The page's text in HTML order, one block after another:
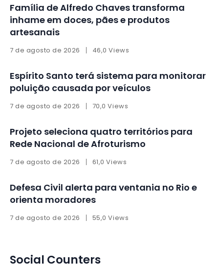
Família de Alfredo Chaves transforma
inhame em doces, pães e produtos
artesanais
7 de agosto de 2026 46,0 Views
Espírito Santo terá sistema para monitorar
poluição causada por veículos
7 de agosto de 2026 70,0 Views
Projeto seleciona quatro territórios para
Rede Nacional de Afroturismo
7 de agosto de 2026 61,0 Views
Defesa Civil alerta para ventania no Rio e
orienta moradores
7 de agosto de 2026 55,0 Views
Social Counters